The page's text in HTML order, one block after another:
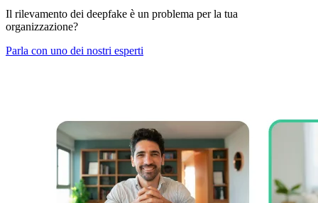
Il rilevamento dei deepfake è un problema per la tua
organizzazione?
Parla con uno dei nostri esperti